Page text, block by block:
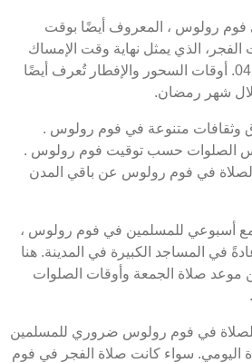
رولوس ، المعروف أيضًا بوقت
هو 18:30، ووقت الفجر، الذي يمثل نهاية وقت الإمساك
في فوم رولوس ، هو 04:26. أوقات السحور والإفطار تُعرف أيضًا
شهر رمضان.
متنوعة في فوم رولوس .
الصلوات حسب توقيت فوم رولوس .
في فوم رولوس عن باقي المدن
أسبوعي للمسلمين في فوم رولوس ،
في المساجد الكبيرة في المدينة. هنا
موعد صلاة الجمعة وأوقات الصلوات
للصلاة في فوم رولوس ضروري للمسلمين
اليومي. سواء كانت صلاة الفجر في فوم